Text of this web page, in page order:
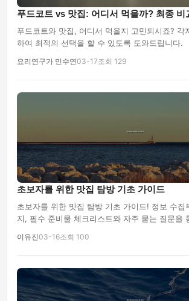
푸드코트 vs 맛집: 어디서 먹을까? 최종 비
푸드코트와 맛집, 어디서 먹을지 고민되시죠? 각
하여 최적의 선택을 할 수 있도록 도와드립니다.
요리연구가 민수연03-17조회 129
초보자를 위한 맛집 탐방 기초 가이드
초보자를 위한 맛집 탐방 기초 가이드! 정보 수집
지, 필수 준비물 체크리스트와 자주 묻는 질문을
이유진03-16조회 100